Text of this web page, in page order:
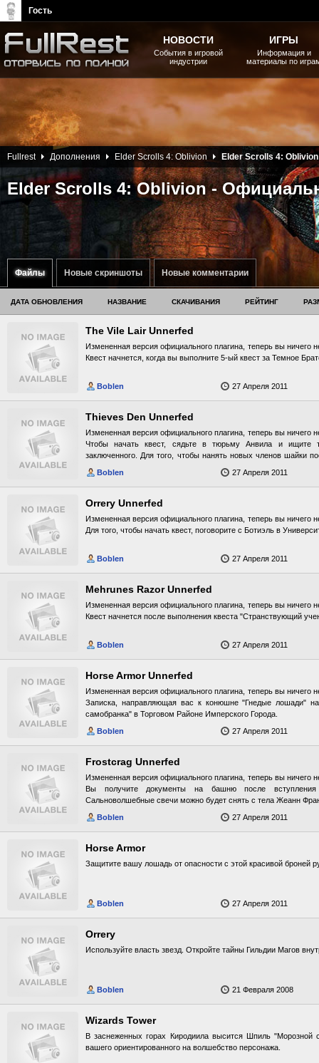
Файлы Новые скриншоты Новые комментарии
Elder Scrolls 4: Oblivion -
Fullrest Дополнения Elder Scrolls 4: Oblivion Elder Scrolls 4: Oblivion
ДАТА ОБНОВЛЕНИЯ НАЗВАНИЕ СКАЧИВАНИЯ РЕЙТИНГ
The Vile Lair Unnerfed
Измененная версия официального плагина, теперь вы ничего
Квест начнется, когда вы выполните 5-ый квест за Темное
Boblen 27 Апреля 2011
Thieves Den Unnerfed
Измененная версия официального плагина, теперь вы ничего
Чтобы начать квест, сядьте в тюрьму Анвила и ищите
заключенного. Для того, чтобы нанять новых членов шайки
придется иметь определенный ранг в Гильдии Воров.
Boblen 27 Апреля 2011
Orrery Unnerfed
Измененная версия официального плагина, теперь вы ничего
Для того, чтобы начать квест, поговорите с Ботиэль в
Boblen 27 Апреля 2011
Mehrunes Razor Unnerfed
Измененная версия официального плагина, теперь вы ничего
Квест начнется после выполнения квеста "Странствующий
Boblen 27 Апреля 2011
Horse Armor Unnerfed
Измененная версия официального плагина, теперь вы ничего
Записка, направляющая вас к конюшне "Гнедые лошади"
самобранка" в Торговом Районе Имперского Города.
Boblen
27 Апреля 2011
Frostcrag Unnerfed
Измененная версия официального плагина, теперь вы ничего
Вы получите документы на башню после
Сальноволшебные свечи можно будет снять с тела Жеанн
Boblen
27 Апреля 2011
Horse Armor
Защитите вашу лошадь от опасности с этой красивой броней
Boblen 27 Апреля 2011
Orrery
Используйте власть звезд. Откройте тайны Гильдии Магов
Boblen 21 Февраля 2008
Wizards Tower
В заснеженных горах Киродиила высится Шпиль "Морозной
вашего ориентированного на волшебство персонажа.
Bethesda Softworks - статьи,
новости, дополнения
НОВОСТИ
События в игровой
индустрии
ИГРЫ
Информация и
материалы по
Гость